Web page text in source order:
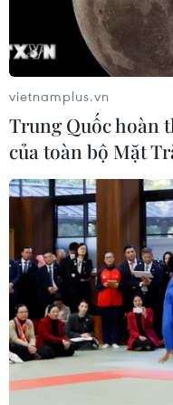
Hạ Barcelona,
chung kết
07/05/2025 00:32
Inter Milan đã xuất
vietnamplus.vn
Trung Quốc hoàn
của toàn bộ Mặt